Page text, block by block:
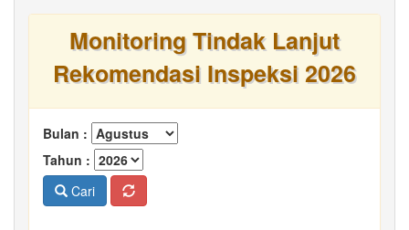
Monitoring Tindak Lanjut
Rekomendasi Inspeksi 2026
Bulan :
Tahun :
Cari